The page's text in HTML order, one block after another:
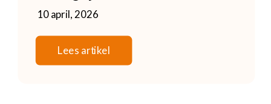
Lees artikel
10 april, 2026